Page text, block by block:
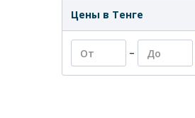
Цены в Тенге
–